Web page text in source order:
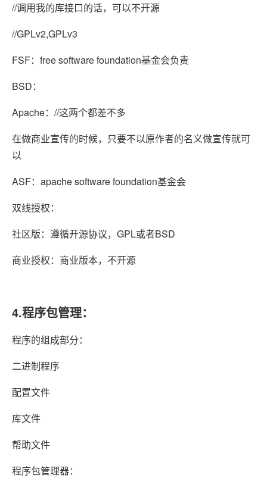
//调用我的库接口的话，可以不开源
//GPLv2,GPLv3
FSF：free software foundation基金会负责
BSD：
Apache：//这两个都差不多
在做商业宣传的时候，只要不以原作者的名义做宣传就可
以
ASF：apache software foundation基金会
双线授权：
社区版：遵循开源协议，GPL或者BSD
商业授权：商业版本，不开源
4.程序包管理：
程序的组成部分：
二进制程序
配置文件
库文件
帮助文件
程序包管理器：